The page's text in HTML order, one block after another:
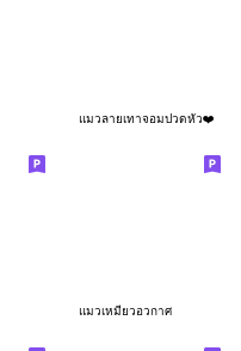
แมวลายเทาจอมปวดหัว❤️
แมวเหมียวอวกาศ